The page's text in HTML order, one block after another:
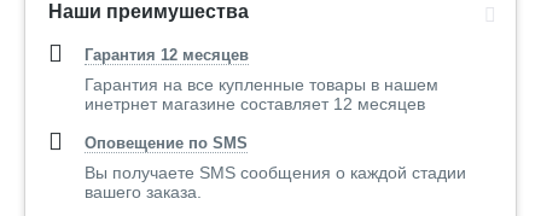
Наши преимушества
Гарантия 12 месяцев
Гарантия на все купленные товары в нашем
инетрнет магазине составляет 12 месяцев
Оповещение по SMS
Вы получаете SMS сообщения о каждой стадии
вашего заказа.